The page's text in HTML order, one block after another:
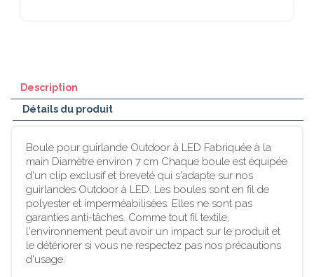
Description
Détails du produit
Boule pour guirlande Outdoor à LED Fabriquée à la
main Diamètre environ 7 cm Chaque boule est équipée
d'un clip exclusif et breveté qui s'adapte sur nos
guirlandes Outdoor à LED. Les boules sont en fil de
polyester et imperméabilisées. Elles ne sont pas
garanties anti-tâches. Comme tout fil textile,
l'environnement peut avoir un impact sur le produit et
le détériorer si vous ne respectez pas nos précautions
d'usage.